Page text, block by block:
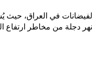
في العراق، حيث
نهر دجلة من مخاطر ارتفاع